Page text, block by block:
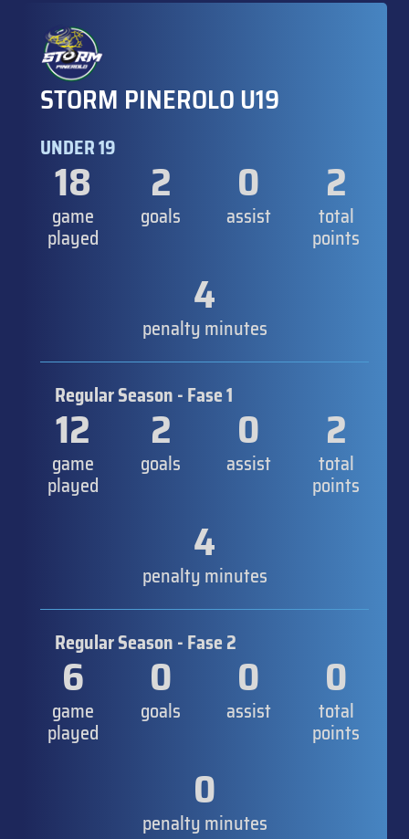
STORM PINEROLO U19
UNDER 19
18
game
played
2
goals
0
assist
2
total
points
4
penalty minutes
Regular Season - Fase 1
12
game
played
2
goals
0
assist
2
total
points
4
penalty minutes
Regular Season - Fase 2
6
game
played
0
goals
0
assist
0
total
points
0
penalty minutes